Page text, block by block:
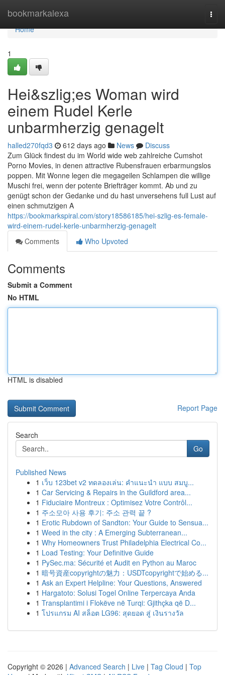
bookmarkalexa
Home
Home
1
Hei&szlig;es Woman wird
einem Rudel Kerle
unbarmherzig genagelt
halled270fqd3 612 days ago News
Discuss
Zum Glück findest du im World wide web zahlreiche Cumshot
Porno Movies, in denen attractive Rubensfrauen erbarmungslos
poppen. Mit Wonne legen die megageilen Schlampen die willige
Muschi frei, wenn der potente Briefträger kommt. Ab und zu
genügt schon der Gedanke und du hast unversehens full Lust auf
einen schmutzigen A
https://bookmarkspiral.com/story18586185/hei-szlig-es-female-
wird-einem-rudel-kerle-unbarmherzig-genagelt
Comments
Who Upvoted
Comments
Submit a Comment
No HTML
HTML is disabled
Report Page
Search
Go
Published News
1 เว็บ 123bet v2 ทดลองเล่น: คำแนะนำ แบบ สมบู...
1 Car Servicing & Repairs in the Guildford area...
1 Fiduciaire Montreux : Optimisez Votre Contrôl...
1 주소모아 사용 후기: 주소 관력 끝 ?
1 Erotic Rubdown of Sandton: Your Guide to Sensua...
1 Weed in the city : A Emerging Subterranean...
1 Why Homeowners Trust Philadelphia Electrical Co...
1 Load Testing: Your Definitive Guide
1 PySec.ma: Sécurité et Audit en Python au Maroc
1 暗号資産copyrightの魅力：USDTcopyrightで始める...
1 Ask an Expert Helpline: Your Questions, Answered
1 Hargatoto: Solusi Togel Online Terpercaya Anda
1 Transplantimi i Flokëve në Turqi: Gjithçka që D...
1 โปรแกรม AI สล็อต LG96: สุดยอด สู่ เงินรางวัล
Copyright © 2026 | Advanced Search | Live | Tag Cloud | Top